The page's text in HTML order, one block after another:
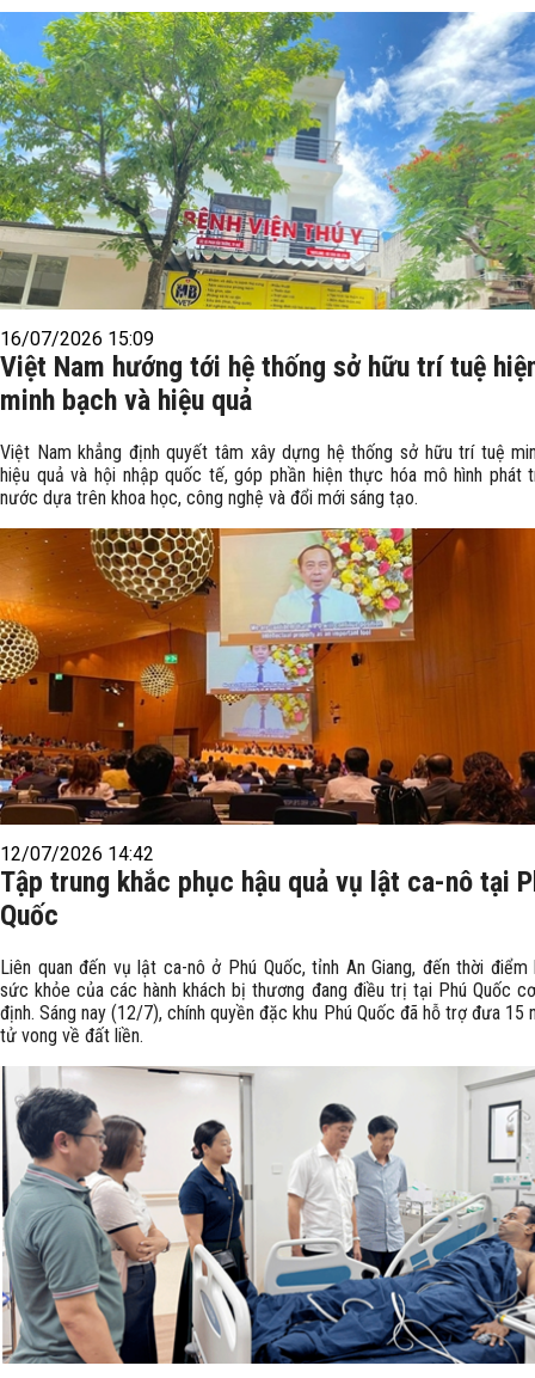
16/07/2026 15:09
Việt Nam hướng tới hệ thống sở hữu trí tuệ
minh bạch và hiệu quả
Việt Nam khẳng định quyết tâm xây dựng hệ thống sở hữu trí tuệ
hiệu quả và hội nhập quốc tế, góp phần hiện thực hóa mô hình phát
nước dựa trên khoa học, công nghệ và đổi mới sáng tạo.
12/07/2026 14:42
Tập trung khắc phục hậu quả vụ lật ca-nô tại
Quốc
Liên quan đến vụ lật ca-nô ở Phú Quốc, tỉnh An Giang, đến thời điểm
sức khỏe của các hành khách bị thương đang điều trị tại Phú Quốc
định. Sáng nay (12/7), chính quyền đặc khu Phú Quốc đã hỗ trợ đưa 15
tử vong về đất liền.